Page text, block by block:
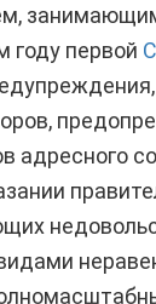
году первой
адресного